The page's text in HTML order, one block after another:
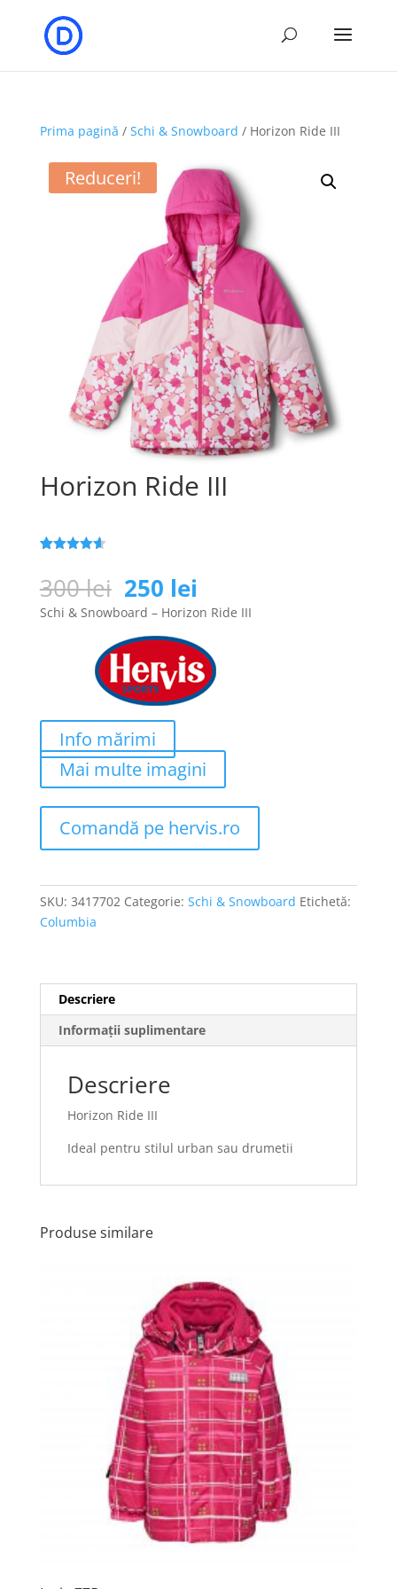
Prima pagină / Schi & Snowboard / Horizon Ride III
Reduceri!
Horizon Ride III
pe baza a
de evaluări
de la
300lei Prețul
inițial
a
fost:
300 lei.
250 lei
curent
este:
250 lei.
Schi & Snowboard – Horizon Ride III
Info mărimi
Mai multe imagini
Comandă pe hervis.ro
SKU: 3417702 Categorie: Schi & Snowboard Etichetă:
Columbia
Descriere
Informații suplimentare
Descriere
Horizon Ride III
Ideal pentru stilul urban sau drumetii
Produse similare